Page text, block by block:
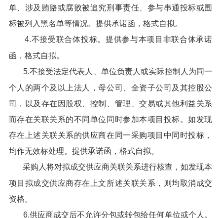
单、涉及贿赂或腐败被追究刑事责任、参与串通投标或围
标被列入黑名单等情况。提供承诺函，格式自拟。
4.不接受联合体投标。提供参与本项目非联合体承诺
函，格式自拟。
5.不接受法定代表人、单位负责人或实际控制人为同一
个人的两个及以上法人，母公司、全资子公司及其控股公
司，以及存在因股权、控制、管理、交易或其他利益关系
而存在关联关系的不同单位同时参加本项目投标。如发现
存在上述关联关系的供应商在同一采购项目中同时投标，
均作无效标处理。提供承诺函，格式自拟。
采购人将对拟成交供应商关联关系进行核查，如发现本
项目拟成交供应商存在上文所述关联关系，则均取消成交
资格。
6.供应商成交后不允许分包或转包给任何单位或个人。